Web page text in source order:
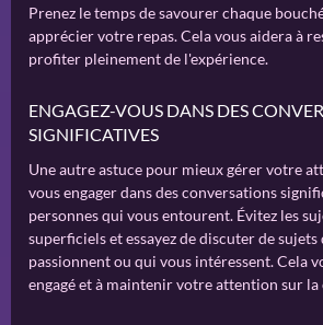
Prenez le temps de savourer chaque
apprécier votre repas. Cela vous aidera à
profiter pleinement de l'expérience.
ENGAGEZ-VOUS DANS DES
SIGNIFICATIVES
Une autre astuce pour mieux gérer votre
vous engager dans des conversations
personnes qui vous entourent. Évitez les
superficiels et essayez de discuter de sujets
passionnent ou qui vous intéressent. Cela
engagé et à maintenir votre attention sur